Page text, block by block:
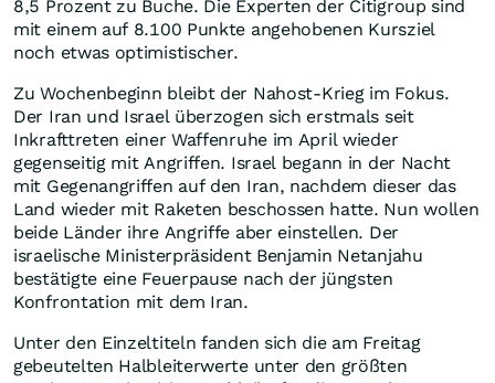
8,5 Prozent zu Buche. Die Experten der Citigroup sind
mit einem auf 8.100 Punkte angehobenen Kursziel
noch etwas optimistischer.
Zu Wochenbeginn bleibt der Nahost-Krieg im Fokus.
Der Iran und Israel überzogen sich erstmals seit
Inkrafttreten einer Waffenruhe im April wieder
gegenseitig mit Angriffen. Israel begann in der Nacht
mit Gegenangriffen auf den Iran, nachdem dieser das
Land wieder mit Raketen beschossen hatte. Nun wollen
beide Länder ihre Angriffe aber einstellen. Der
israelische Ministerpräsident Benjamin Netanjahu
bestätigte eine Feuerpause nach der jüngsten
Konfrontation mit dem Iran.
Unter den Einzeltiteln fanden sich die am Freitag
gebeutelten Halbleiterwerte unter den größten